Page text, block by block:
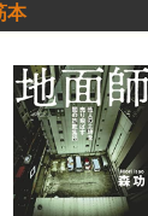
本